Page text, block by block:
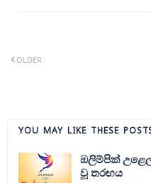
OLDER
YOU MAY LIKE THESE
ඔලිම්පික්
වූ තරඟය